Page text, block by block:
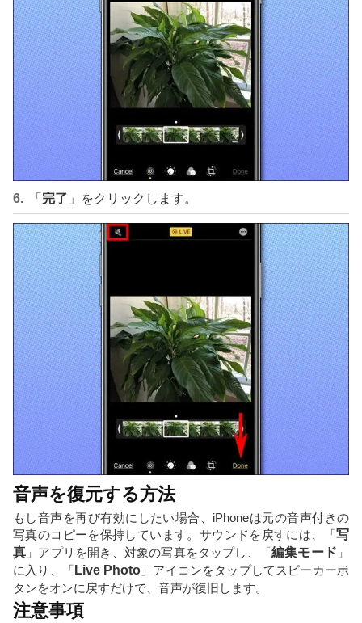
「 完了 」をクリックします。
音声を復元する方法
もし音声を再び有効にしたい場合、iPhoneは元の音声付きの
写真のコピーを保持しています。サウンドを戻すには、「写
真 」アプリを開き、対象の写真をタップし、「編集モード 」
に入り、「 Live Photo 」アイコンをタップしてスピーカーボ
タンをオンに戻すだけで、音声が復旧します。
注意事項